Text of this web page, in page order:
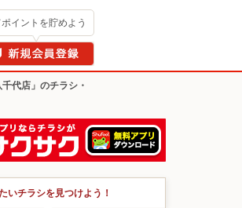
イントを貯めよう
代店」のチラシ・
いチラシを見つけよう！